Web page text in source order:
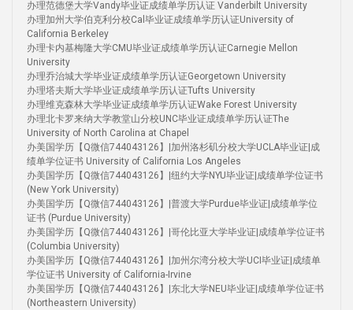
办理范德堡大学Vandy毕业证成绩单学历认证 Vanderbilt University
办理加州大学伯克利分校Cal毕业证成绩单学历认证University of
California Berkeley
办理卡内基梅隆大学CMU毕业证成绩单学历认证Carnegie Mellon
University
办理乔治城大学毕业证成绩单学历认证Georgetown University
办理塔夫斯大学毕业证成绩单学历认证Tufts University
办理维克森林大学毕业证成绩单学历认证Wake Forest University
办理北卡罗来纳大学教堂山分校UNC毕业证成绩单学历认证The
University of North Carolina at Chapel
办美国学历【Q微信744043126】|加州洛杉矶分校大学UCLA毕业证|成
绩单学位证书 University of California Los Angeles
办美国学历【Q微信744043126】|纽约大学NYU毕业证|成绩单学位证书
(New York University)
办美国学历【Q微信744043126】|普渡大学Purdue毕业证|成绩单学位
证书 (Purdue University)
办美国学历【Q微信744043126】|哥伦比亚大学毕业证|成绩单学位证书
(Columbia University)
办美国学历【Q微信744043126】|加州尔湾分校大学UCI毕业证|成绩单
学位证书 University of California-Irvine
办美国学历【Q微信744043126】|东北大学NEU毕业证|成绩单学位证书
(Northeastern University)